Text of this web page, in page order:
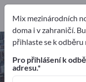
Pronájem
najděte
Mix mezinárodních
doma i v zahraničí.
přihlaste se k
Pro přihlášení k
adresu.